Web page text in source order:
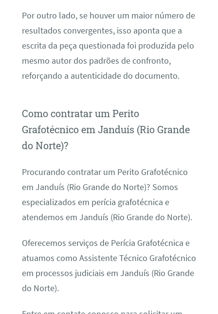
Por outro lado, se houver um maior número de
resultados convergentes, isso aponta que a
escrita da peça questionada foi produzida pelo
mesmo autor dos padrões de confronto,
reforçando a autenticidade do documento.
Como contratar um Perito
Grafotécnico em Janduís (Rio Grande
do Norte)?
Procurando contratar um Perito Grafotécnico
em Janduís (Rio Grande do Norte)? Somos
especializados em perícia grafotécnica e
atendemos em Janduís (Rio Grande do Norte).
Oferecemos serviços de Perícia Grafotécnica e
atuamos como Assistente Técnico Grafotécnico
em processos judiciais em Janduís (Rio Grande
do Norte).